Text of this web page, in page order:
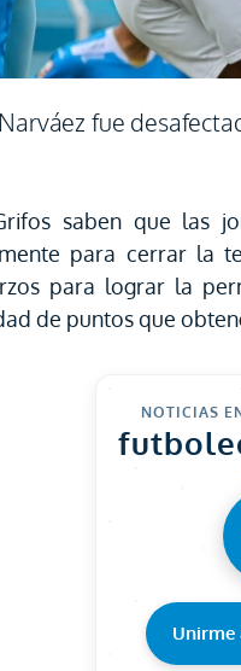
fue
saben que las
para cerrar la
para lograr la
de puntos que
NOTICIAS
Unirme